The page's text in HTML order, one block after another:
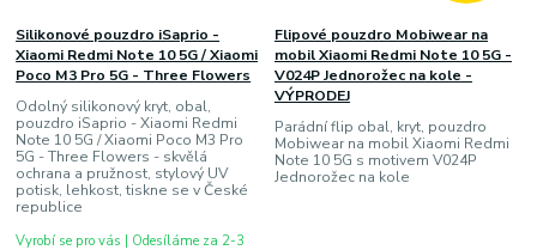
Silikonové pouzdro iSaprio -
Xiaomi Redmi Note 10 5G / Xiaomi
Poco M3 Pro 5G - Three Flowers
Odolný silikonový kryt, obal,
pouzdro iSaprio - Xiaomi Redmi
Note 10 5G / Xiaomi Poco M3 Pro
5G - Three Flowers - skvělá
ochrana a pružnost, stylový UV
potisk, lehkost, tiskne se v České
republice
Vyrobí se pro vás | Odesíláme za 2-3
Flipové pouzdro Mobiwear na
mobil Xiaomi Redmi Note 10 5G -
V024P Jednorožec na kole -
VÝPRODEJ
Parádní flip obal, kryt, pouzdro
Mobiwear na mobil Xiaomi Redmi
Note 10 5G s motivem V024P
Jednorožec na kole